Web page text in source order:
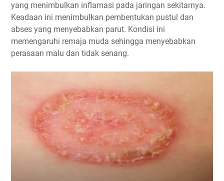
yang menimbulkan inflamasi pada jaringan sekitarnya.
Keadaan ini menimbulkan pembentukan pustul dan
abses yang menyebabkan parut. Kondisi ini
memengaruhi remaja muda sehingga menyebabkan
perasaan malu dan tidak senang.